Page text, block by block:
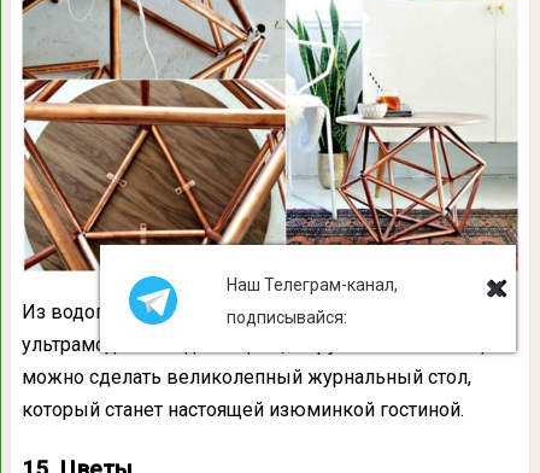
Из водопроводных труб, покрашенных в
ультрамодный медный цвет, и круглой столешницы
можно сделать великолепный журнальный стол,
который станет настоящей изюминкой гостиной.
Наш Телеграм-канал,
подписывайся: